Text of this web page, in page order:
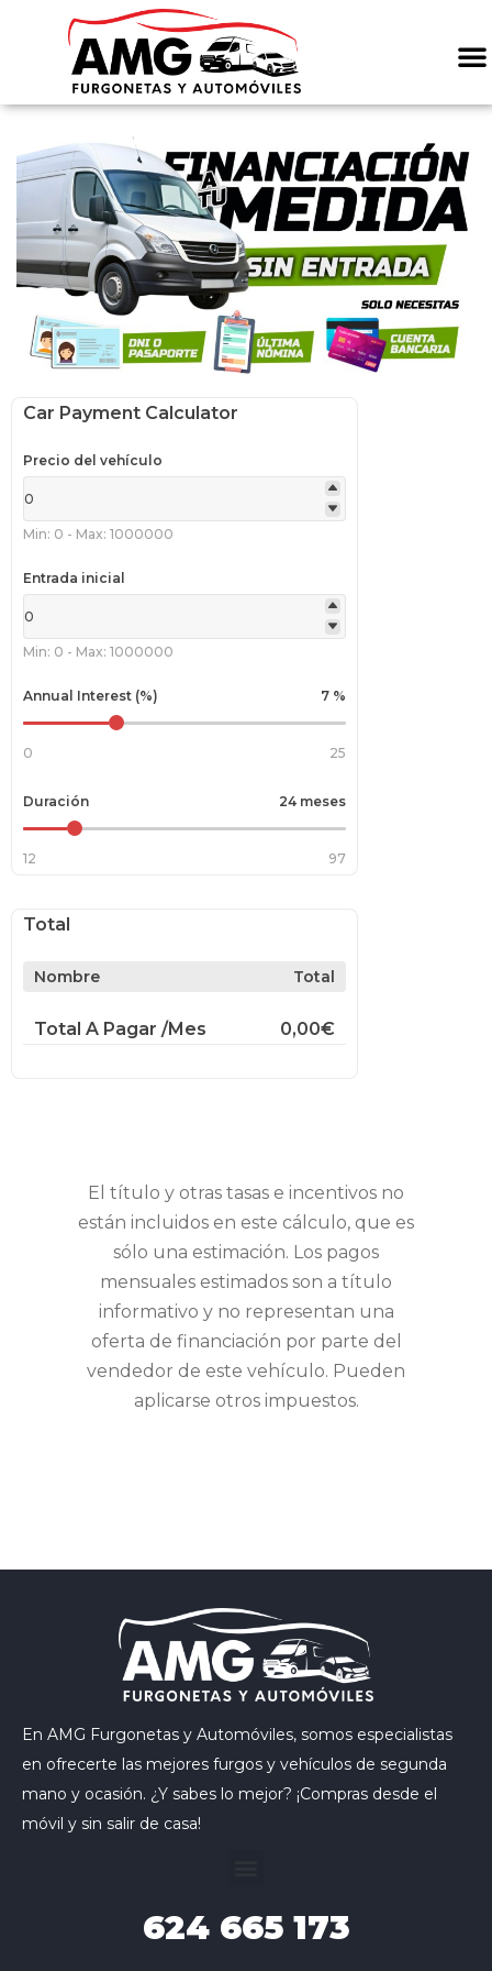
Car Payment Calculator
Precio del vehículo
Min: 0 - Max: 1000000
Entrada inicial
Min: 0 - Max: 1000000
Annual Interest (%) 7 %
0 25
Duración 24 meses
12 97
Total
Nombre Total
Total A Pagar /mes 0,00€
El título y otras tasas e incentivos no
están incluidos en este cálculo, que es
sólo una estimación. Los pagos
mensuales estimados son a título
informativo y no representan una
oferta de financiación por parte del
vendedor de este vehículo. Pueden
aplicarse otros impuestos.
En AMG Furgonetas y Automóviles, somos especialistas
en ofrecerte las mejores furgos y vehículos de segunda
mano y ocasión. ¿Y sabes lo mejor? ¡Compras desde el
móvil y sin salir de casa!
624665 173